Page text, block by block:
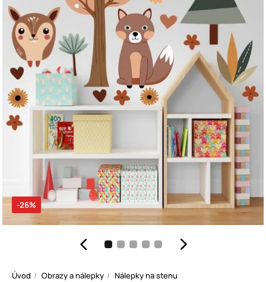
-26%
Úvod Obrazy a nálepky Nálepky na stenu